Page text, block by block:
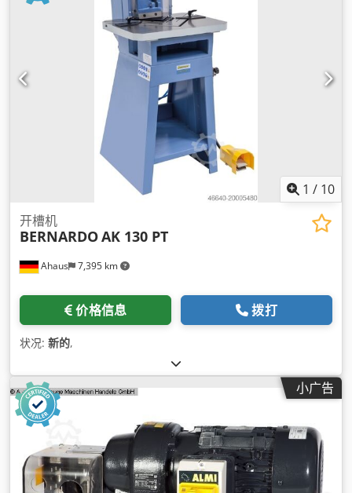
1 / 10
Ahaus 7,395 km
开槽机
BERNARDOAK 130 PT
价格信息 拨打
状况: 新的,
小广告